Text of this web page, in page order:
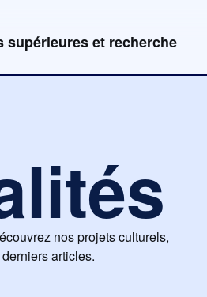
supérieures et recherche
nos projets culturels,
articles.